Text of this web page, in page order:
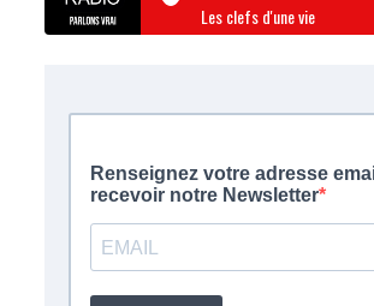
Les clefs d'une vie